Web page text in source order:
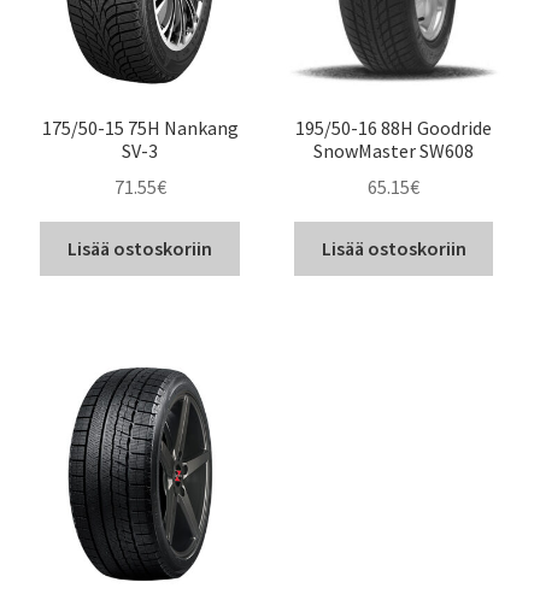
175/50-15 75H Nankang
SV-3
71.55€
Lisää ostoskoriin
195/50-16 88H Goodride
SnowMaster SW608
65.15€
Lisää ostoskoriin